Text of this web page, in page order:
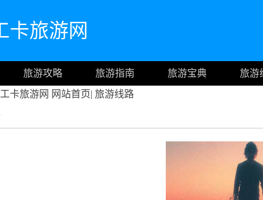
卡旅游网
旅游攻略 旅游指南 旅游宝典 旅游
卡旅游网 网站首页| 旅游线路